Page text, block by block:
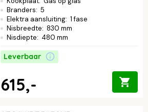
Branders: 5
Elektra aansluiting: 1 fase
Nisbreedte: 830 mm
Nisdiepte: 480 mm
Leverbaar
615,-